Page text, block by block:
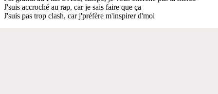
J'suis accroché au rap, car je sais faire que ça
J'suis pas trop clash, car j'préfère m'inspirer d'moi